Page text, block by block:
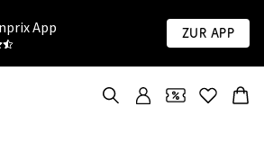
App Zur App